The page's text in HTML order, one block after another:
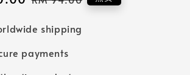
shipping
payments